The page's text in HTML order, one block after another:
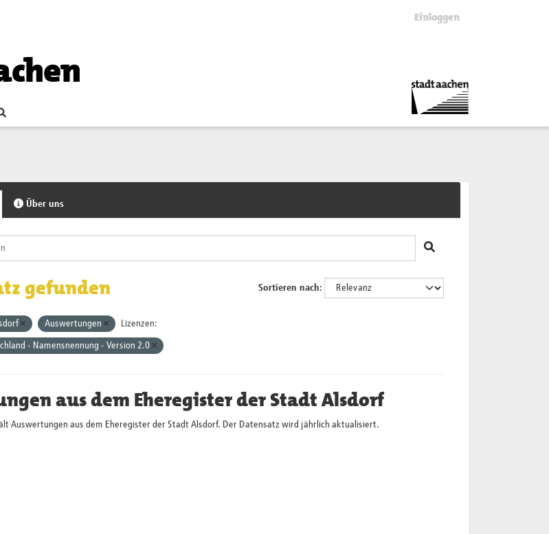
Einloggen
Über uns
Sortieren nach
gefunden
Auswertungen Lizenzen:
- Namensnennung - Version 2.0
aus dem Eheregister der Stadt Alsdorf
Auswertungen aus dem Eheregister der Stadt Alsdorf. Der Datensatz wird jährlich aktualisiert.